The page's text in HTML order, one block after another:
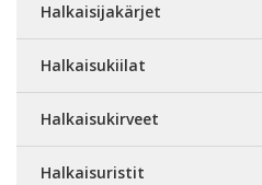
Halkaisijakärjet
Halkaisukiilat
Halkaisukirveet
Halkaisuristit